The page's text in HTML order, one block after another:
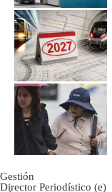
Gestión
Director Periodístico (e)